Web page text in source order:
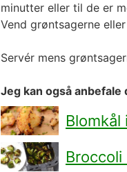
minutter eller til de er
Vend grøntsagerne
Servér mens
Jeg kan også